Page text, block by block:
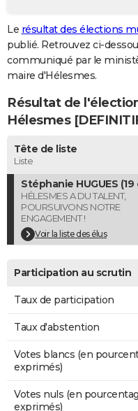
GUIDES D'ACHAT
BONS PLANS
CARTE DE VOEUX
Carte de Noël
Carte Bonne année
Carte Saint-Valentin
Carte Pâques
Carte d'anniversaire
Dictionnaire
Biographies
Citations
Expressions
Proverbes
PROGRAMME TV
COPAINS D'AVANT
S'inscrire
Se connecter
Lycées
Collèges
Primaires
Universités
Entreprises
Service militaire
Avis de recherche
AVIS DE DÉCÈS
FORUM
Bricolage
Lifestyle
Culture
Sport
Auto
Television
Voyage
Cinema
Le résultat des élections
publié. Retrouvez ci-
communiqué par le
maire d'Hélesmes.
Résultat de
Hélesmes
Tête de liste
Liste
Stéphanie HUGUES (19
HÉLESMES A DU TALENT,
POURSUIVONS NOTRE
ENGAGEMENT !
Voir la liste des élus
Participation au scrutin
Taux de participation
Taux d'abstention
Votes blancs (en
exprimés)
Votes nuls (en
exprimés)